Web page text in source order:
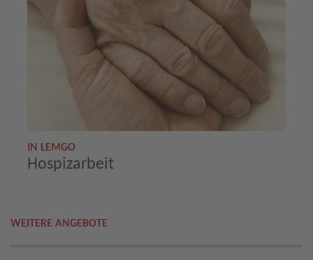
IN LEMGO
Hospizarbeit
WEITERE ANGEBOTE